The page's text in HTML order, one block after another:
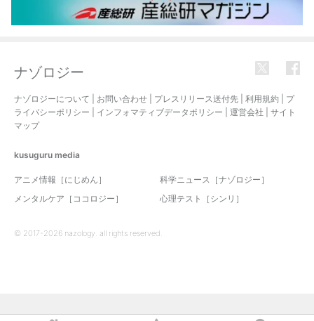
ナゾロジー
ナゾロジーについて お問い合わせ プレスリリース送付先 利用規約
プ
ライバシーポリシー
インフォマティブデータポリシー 運営会社
サイト
マップ
kusuguru media
アニメ情報［にじめん］
科学ニュース［ナゾロジー］
メンタルケア［ココロジー］
心理テスト［シンリ］
© 2017-2026 nazology. all rights reserved.